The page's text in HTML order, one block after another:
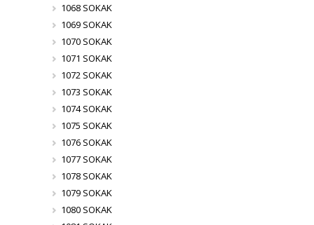
1068 SOKAK
1069 SOKAK
1070 SOKAK
1071 SOKAK
1072 SOKAK
1073 SOKAK
1074 SOKAK
1075 SOKAK
1076 SOKAK
1077 SOKAK
1078 SOKAK
1079 SOKAK
1080 SOKAK